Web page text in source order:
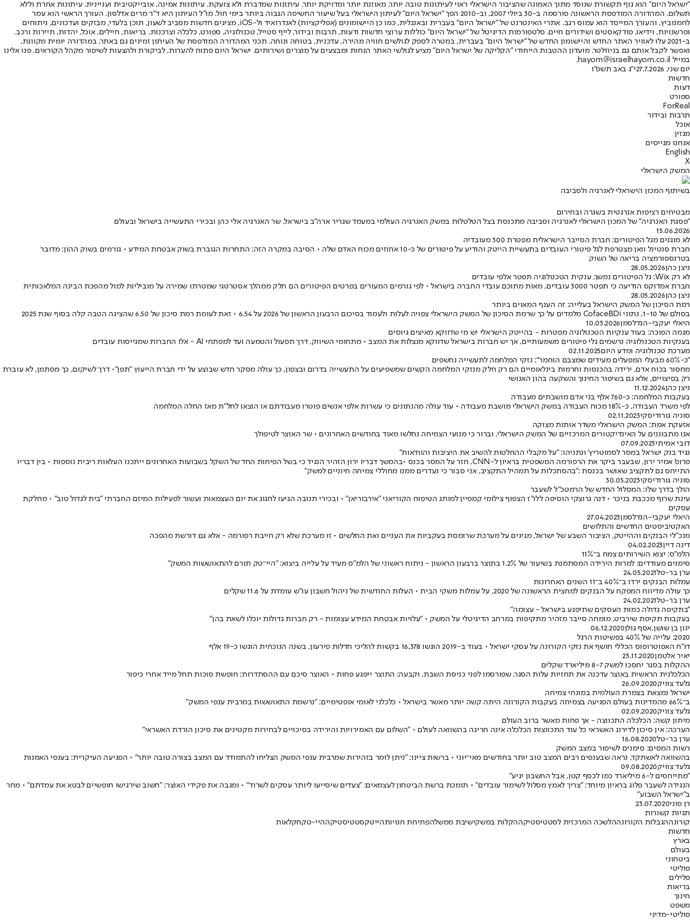
"ישראל היום" הוא גוף תקשורת שנוסד מתוך האמונה שהציבור הישראלי ראוי לעיתונות טובה יותר, מאוזנת יותר ומדויקת יותר. עיתונות שמדברת ולא צועקת. עיתונות אמינה, אובייקטיבית ועניינית. עיתונות אחרת וללא
תשלום. המהדורה המודפסת הראשונה פורסמה ב-30 ביולי 2007, וב-2010 הפך "ישראל היום" לעיתון הישראלי בעל שיעור החשיפה הגבוה ביותר בימי חול. מו"ל העיתון היא ד"ר מרים אדלסון. העורך הראשי הוא עמר
לחמנוביץ, והעורך המייסד הוא עמוס רגב. אתרי האינטרנט של "ישראל היום" בעברית ובאנגלית, כמו כן היישומונים (אפליקציות) לאנדרואיד ול-iOS, מציגים חדשות מסביב לשעון, תוכן בלעדי, מבזקים ועדכונים, ניתוחים
ופרשנויות, וידיאו, פודקאסטים ושידורים חיים. פלטפורמות הדיגיטל של "ישראל היום" כוללות ערוצי חדשות ודעות, תרבות ובידור, לייף סטייל, טכנולוגיה, ספורט, כלכלה וצרכנות, בריאות, חיילים, אוכל, יהדות, תיירות ורכב.
ב-2021 עלו לאוויר האתר החדש והיישומון החדש של "ישראל היום" בעברית, במטרה לספק לגולשים חוויה מהירה, עדכנית, בטוחה ונוחה. תכני המהדורה המודפסת של העיתון זמינים גם באתר, במהדורה יומית מקוונת,
ואפשר לקבל אותם גם בניוזלטר. מועדון ההטבות הייחודי "הקליקה של ישראל היום" מציע לגולשי האתר הנחות ומבצעים על מוצרים ושירותים. ישראל היום פתוח להערות, לביקורת ולהצעות לשיפור מקהל הקוראים. פנו אלינו
במייל hayom@israelhayom.co.il.
יום שני, 27.7.2026
י"ג באב תשפ"ו
חדשות
דעות
ספורט
ForReal
תרבות ובידור
אוכל
מגזין
אנחנו מגייסים
English
X
המשק הישראלי
בשיתוף המכון הישראלי לאנרגיה ולסביבה
מבטיחים רציפות אנרגטית בשגרה ובחירום
"פסגת האנרגיה" של המכון הישראלי לאנרגיה וסביבה מתכנסת בצל הטלטלות במשק האנרגיה העולמי במעמד שגריר ארה"ב בישראל, שר האנרגיה אלי כהן ובכירי התעשייה בישראל ובעולם
15.06.2026
לא מוגנים מגל הפיטורים: חברת הסייבר הישראלית מפטרת 300 מעובדיה
חברת סנטינל וואן מצטרפת לגל פיטורי העובדים בתעשיית הייטק והודיע על פיטורים של כ-10 אחוזים מכוח האדם שלה • הסיבה במקרה הזה: התחרות הגוברת בשוק אבטחת המידע • גורמים בשוק ההון: מדובר
בטרנספורמציה בריאה של השוק
ניצן כהן28.05.2026
לא רק Wix: גל הפיטורים נמשך, ענקית הטכנולוגיה תפטר אלפי עובדים
חברת אמדוקס הודיעה כי תפטר 3000 עובדים, מאות מתוכם עובדי החברה בישראל • לפי גורמים המעורים בפרטים הפיטורים הם חלק ממהלך אסטרטגי שמטרתו שמירה על מוביליות למול מהפכת הבינה המלאכותית
ניצן כהן28.05.2026
רמת הסיכון של המשק הישראל בעלייה: זה הענף המאוים ביותר
בסולם של 1-10, נתוני CofaceBDi מלמדים על כך שרמת הסיכון של המשק הישראלי צפויה לעלות ולעמוד בסיכום הרבעון הראשון של 2026 על 6.54 • זאת לעומת רמת סיכון של 6.50 שהציגה הטבה קלה בסוף שנת 2025
היאלי יעקבי-הנדלסמן10.03.2026
מגמה הפוכה: בעוד ענקיות הטכנולוגיה מפטרות - בהייטק הישראלי יש מי שדווקא מאיצים גיוסים
בענקיות הטכנולוגיה נרשמים גלי פיטורים משמעותיים, אך יש חברות בישראל שדווקא מנצלות את המצב • מתחומי השיווק, דרך תפעול והטמעה ועד למפתחי AI - אלו החברות שמגייסות עובדים
מערכת טכנולוגיה ומדע היום02.11.2025
"כ-60% מבעלי המפעלים מעידים שמצבם הוחמר": נזקי המלחמה לתעשייה נחשפים
מחסור בכוח אדם, ירידה בהכנסות וחרמות בינלאומיים הם רק חלק מנזקי המלחמה הקשים שמשפיעים על התעשייה בדרום ובצפון, כך עולה מסקר חדש שבוצע על ידי חברת הייעוץ "תפן"• דרך לשיקום, כך מסתמן, לא עוברת
רק בפיצויים, אלא גם בשיפור החינוך והשקעה בהון האנושי
ניצן כהן11.12.2024
בעקבות המלחמה: כ-760 אלף בני אדם מושבתים מעבודה
לפי משרד העבודה, כ-18% מכוח העבודה במשק הישראלי מושבת מעבודה • עוד עולה מהנתונים כי עשרות אלפי אנשים פוטרו מעבודתם או הוצאו לחל"ת מאז החלה המלחמה
סוניה גורודיסקי02.11.2023
אזעקת אמת: המשק הישראלי משדר אותות מצוקה
אנו מתבוננים על האינדיקטורים המרכזיים של המשק הישראלי, וברור כי מנועי הצמיחה נחלשו מאוד בחודשים האחרונים • שר האוצר לטיפולך
דובי אמיתי07.09.2023
נגיד בנק ישראל במסר לסמוטריץ' ונתניהו: "על מקבלי ההחלטות להשיב את היציבות והוודאות"
פרופ' אמיר ירון, שבעבר ביקר את הרפורמה המשפטית בראיון ל-CNN, חזר על המסר בכנס •בהמשך דבריו ירון הזהיר הנגיד כי בשל הפיחות החד של השקל בשבועות האחרונים ייתכנו העלאות ריבית נוספות • בין דבריו
התייחס גם לתקציב שאושר בכנסת :"בהסתכלות על תמהיל התקציב, אני סבור כי נעדרים ממנו מחוללי צמיחה חיוניים למשק"
סוניה גורודיסקי30.05.2023
הולך בדרך שלו: המסלול החדש של הרמטכ"ל לשעבר
עינת שרוף מככבת בניכר • דנה גרוצקי הוסיפה ללו"ז הצפוף צילומי קמפיין למותג הטיפוח הקוריאני "אירבוריאן" • ובכירי תנובה הגיעו לחגוג את יום העצמאות ועשור לפעילות המיזם החברתי "בית לגדול טוב" • מחלקת
עסקים
היאלי יעקבי-הנדלסמן27.04.2023
האקטיביסטים החדשים והתלושים
מנכ"לי הבנקים וההייטק, הציבור השבע של ישראל, מגינים על מערכת שרומסת בעקביות את העניים ואת החלשים • זו מערכת שלא רק חייבת רפורמה - אלא גם דורשת מהפכה
דינה דיין04.02.2023
הלמ"ס: יצוא השירותים צמח ב־11%
סימנים מעודדים: למרות הירידה המסתמנת בשיעור של 1.2% בתוצר ברבעון הראשון - ניתוח ראשוני של הלמ"ס מעיד על עלייה ביצוא: "היי־טק תורם להתאוששות המשק"
ערן בר-טל24.05.2021
עמלות הבנקים ירדו ב־40% ב־11 השנים האחרונות
כך עולה מדיווח המפקח על הבנקים למחצית הראשונה של 2020, על עמלות משקי הבית • העלות החודשית של ניהול חשבון עו"ש עומדת על 11.6 שקלים
ערן בר-טל24.02.2021
"בתקיפה גדולה כמות העסקים שתיפגע בישראל - עצומה"
בעקבות תקיפת שירביט, מומחה סייבר מזהיר מתקיפות במרחב הדיגיטלי על המשק • "עלויות אבטחת המידע עצומות - רק חברות גדולות יוכלו לשאת בהן"
ינון בן שושן,אסף גולן06.12.2020
2020: עלייה של 40% בפשיטות הרגל
דו"ח האפוטרופוס הכללי חושף את נזקי הקורונה על עסקי ישראל • בעוד ב-2019 הוגשו 16,378 בקשות להליכי חדלות פירעון, בשנה הנוכחית הוגשו כ-19 אלף
יאיר אלטמן23.11.2020
ההקלות בסגר יחסכו למשק 8-7 מיליארד שקלים
הכלכלנית הראשית באוצר עדכנה את תחזיות עלות הסגר, שפורסמו לפני כניסת השבת, וקבעה: התוצר ייפגע פחות • האוצר סיכם עם ההסתדרות: חופשת סוכות תחל מייד אחרי כיפור
גלעד צוויק26.09.2020
ישראל נמצאת בצמרת העולמית במונחי צמיחה
ב־66% מהמדינות בעולם הפגיעה בצמיחה בעקבות הקורונה היתה קשה יותר מאשר בישראל • כלכלני לאומי אופטימיים: "נרשמת התאוששות במרבית ענפי המשק"
גלעד צוויק02.09.2020
מיתון קשה: הכלכלה התכווצה - אך פחות מאשר ברוב העולם
הערכה: אין סיכון לדירוג האשראי כל עוד התכווצות הכלכלה אינה חריגה בהשוואה לעולם • "השלום עם האמירויות והירידה בסיכויים לבחירות מקטינים את סיכון הורדת האשראי"
ערן בר-טל16.08.2020
רשות המסים: סימנים לשיפור במצב המשק
בהשוואה לאשתקד, נראה שבענפים רבים המצב טוב יותר בחודשים מאי־יוני • ברשות ציינו: "ניתן לומר בזהירות שמרבית ענפי המשק הצליחו להתמודד עם המצב בצורה טובה יותר" • הפגיעה העיקרית: בענפי האמנות
גלעד צוויק09.08.2020
"מתייחסים ל-6 מיליארד כמו לכסף קטן, אבל החשבון יגיע"
הנגידה לשעבר פלוג בראיון מיוחד: "צריך לאמץ מסלול לשימור עובדים" • תומכת ברשת הביטחון לעצמאים: "צעדים שיסייעו ליותר עסקים לשרוד" • ומגבה את פקידי האוצר: "חשוב שירגישו חופשיים לבטא את עמדתם" • מחר
ב"ישראל השבוע"
רן פוני23.07.2020
תגיות קשורות
קורונההגבלות הקורונההלשכה המרכזית לסטטיסטיקההקלות במשקישיבת ממשלהפתיחת חנויותהייטקסטטיסטיקההיי-טקחקלאות
חדשות
בארץ
בעולם
ביטחוני
פוליטי
פלילים
בריאות
חינוך
משפט
פוליטי-מדיני